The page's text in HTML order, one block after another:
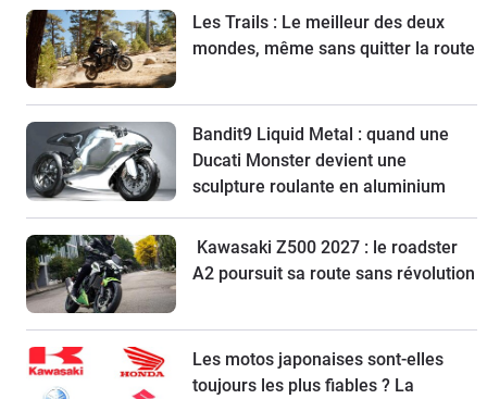
Les Trails : Le meilleur des deux
mondes, même sans quitter la route
Bandit9 Liquid Metal : quand une
Ducati Monster devient une
sculpture roulante en aluminium
Kawasaki Z500 2027 : le roadster
A2 poursuit sa route sans révolution
Les motos japonaises sont-elles
toujours les plus fiables ? La